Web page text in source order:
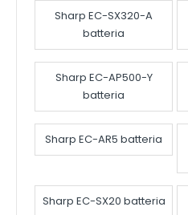
Sharp EC-SX320-A
batteria
Sharp EC-AP500-Y
batteria
Sharp EC-AR5 batteria
Sharp EC-SX20 batteria